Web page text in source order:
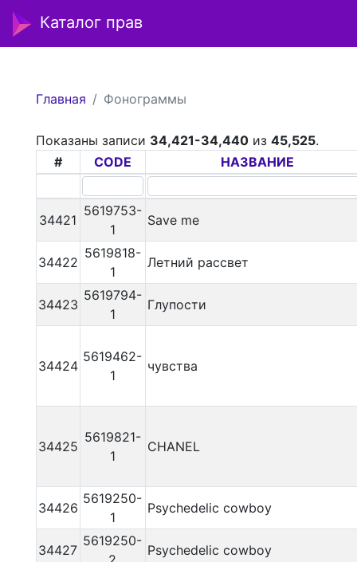
Каталог прав
Главная Фонограммы
Показаны записи 34,421-34,440из 45,525.
#
CODE НАЗВАНИЕ
34421
5619753-
1
Save me
34422
5619818-
1
Летний рассвет
34423
5619794-
1
Глупости
34424
5619462-
1
чувства
34425
5619821-
1
CHANEL
34426
5619250-
1
Psychedelic cowboy
34427
5619250-
Psychedelic cowboy